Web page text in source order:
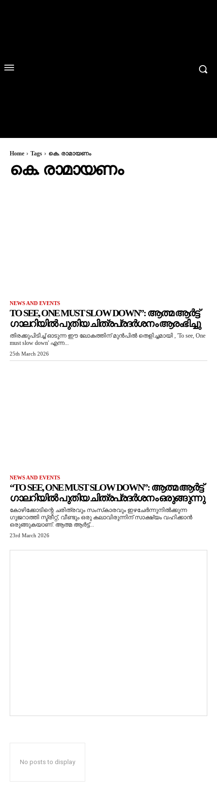
Home Tags കെ. രാമായണം
കെ. രാമായണം
NEWS AND EVENTS
TO SEE, ONE MUST SLOW DOWN”: ആത്മ ആർട്ട്
ഗാലറിയിൽ പുതിയ ചിത്രപ്രദർശനം ആരംഭിച്ചു
തിരക്കുപിടിച്ച് ഓടുന്ന ഈ ലോകത്തിന് മുൻപിൽ തെളിച്ചമായി , 'To see, One
must slow down' എന്ന...
25th March 2026
NEWS AND EVENTS
“TO SEE, ONE MUST SLOW DOWN”: ആത്മ ആർട്ട്
ഗാലറിയിൽ പുതിയ ചിത്രപ്രദർശനം ഒരുങ്ങുന്നു
കോഴിക്കോടിന്റെ ചരിത്രവും സംസ്‌കാരവും ഇഴചേർന്നുനിൽക്കുന്ന
ഗുജറാത്തി സ്ട്രീറ്റ്, വീണ്ടും ഒരു കലാവിരുന്നിന് സാക്ഷ്യം വഹിക്കാൻ
ഒരുങ്ങുകയാണ്. ആത്മ ആർട്ട്...
23rd March 2026
No posts to display